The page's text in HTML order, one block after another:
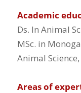
Academic
Ds. In Animal
MSc. in
Animal
Areas of